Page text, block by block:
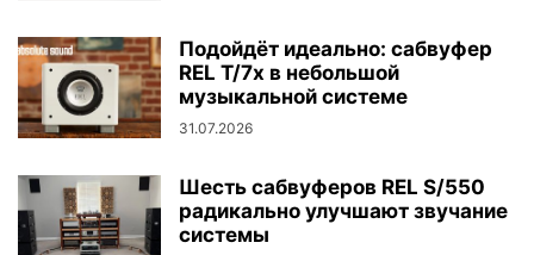
Подойдёт идеально: сабвуфер
REL T/7x в небольшой
музыкальной системе
31.07.2026
Шесть сабвуферов REL S/550
радикально улучшают звучание
системы